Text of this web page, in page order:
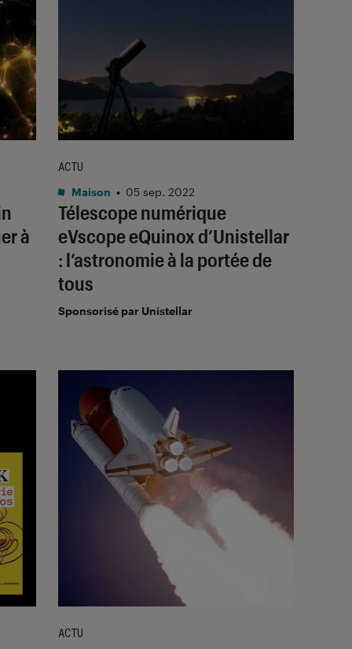
à
Télescope numérique
eVscope eQuinox d’Unistellar
: l’astronomie à la portée de
tous
ACTU
Maison • 05 sep. 2022
Sponsorisé par Unistellar
ACTU